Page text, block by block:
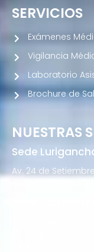
NUESTRAS
Sede
Av. 24 de
cuadra del
Av. Francisco
02 (Esquina con
SERVICIOS
Exámenes
Vigilancia
Laboratorio
Brochure de